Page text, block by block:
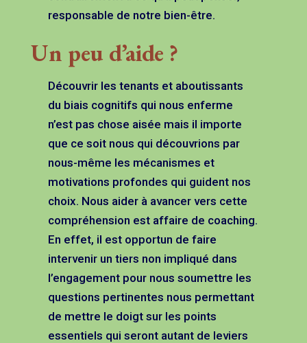
responsable de notre bien-être.
Un peu d’aide ?
Découvrir les tenants et aboutissants
du biais cognitifs qui nous enferme
n’est pas chose aisée mais il importe
que ce soit nous qui découvrions par
nous-même les mécanismes et
motivations profondes qui guident nos
choix. Nous aider à avancer vers cette
compréhension est affaire de coaching.
En effet, il est opportun de faire
intervenir un tiers non impliqué dans
l’engagement pour nous soumettre les
questions pertinentes nous permettant
de mettre le doigt sur les points
essentiels qui seront autant de leviers